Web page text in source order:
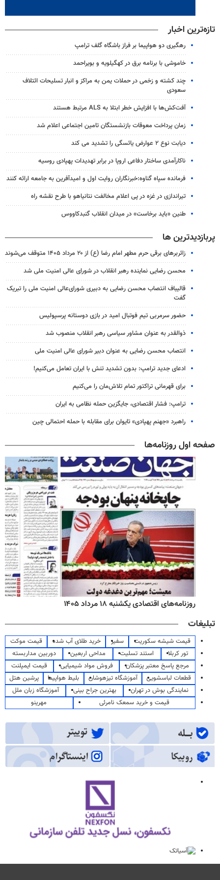
تازه‌ترین اخبار
رهگیری دو هواپیما بر فراز باشگاه گلف ترامپ
خاموشی با برنامه برق در کهگیلویه و بویراحمد
چند کشته و زخمی در حملات یمن به مراکز و انبار تسلیحات ائتلاف
سعودی
آفت‌کش‌ها با افزایش خطر ابتلا به ALS مرتبط هستند
زمان پرداخت معوقات بازنشستگان تامین اجتماعی اعلام شد
دیابت نوع ۲ عوارض یائسگی را تشدید می کند
ناکارآمدی ساختار دفاعی اروپا در برابر تهدیدات پهپادی روسیه
فرمانده سپاه گناوه:خبرنگاران روایت اول و امیدآفرین به جامعه ارائه کنند
تیراندازی در غزه در پی اعلام مخالفت نتانیاهو با طرح نقشه راه
طنین «باید برخاست» در میدان انقلاب گنبدکاووس
پربازدیدترین ها
زائربرهای برقی حرم مطهر امام رضا (ع) از ۲۰ مرداد ۱۴۰۵ متوقف می‌شوند
محسن رضایی نماینده رهبر انقلاب در شورای عالی امنیت ملی شد
قالیباف انتصاب محسن رضایی به دبیری شورای‌عالی امنیت ملی را تبریک
گفت
حضور سرمربی تیم فوتبال امید در بازی دوستانه پرسپولیس
ذوالقدر به عنوان مشاور سیاسی رهبر انقلاب منصوب شد
انتصاب محسن رضایی به عنوان دبیر شورای عالی امنیت ملی
ادعای جدید ترامپ: بدون تشدید تنش با ایران تعامل می‌کنیم!
برای قهرمانی تراکتور تمام تلاش‌مان را می‌کنیم
ترامپ: فشار اقتصادی، جایگزین حمله نظامی به ایران
راهبرد «جهنم پهپادی» تایوان برای مقابله با حمله احتمالی چین
صفحه اول روزنامه‌ها
روزنامه‌های اقتصادی یکشنبه ۱۸ مرداد ۱۴۰۵
تبلیغات
قیمت شیشه سکوریت سفیر خرید طلای آب شده
قیمت موکت
تور کربلا
استند تسلیت مداحی اربعین
دوربین مداربسته
مرجع پاسخ معتبر پزشکان
فروش مواد شیمیایی
قیمت ایمپلنت
قطعات لباسشویی
آموزشگاه تیزهوشان بلیط هواپیما
پرشین هتل
نمایندگی بوش در تهران
بهترین جراح بینی
آموزشگاه زبان ملل
قیمت و خرید سمعک نامرئی
مهرینو